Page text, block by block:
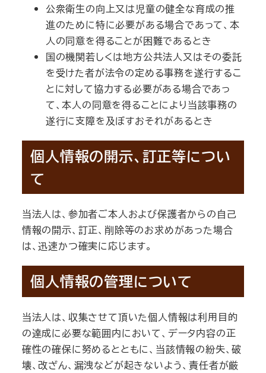
公衆衛生の向上又は児童の健全な育成の推
進のために特に必要がある場合であって、本
人の同意を得ることが困難であるとき
国の機関若しくは地方公共法人又はその委託
を受けた者が法令の定める事務を遂行するこ
とに対して協力する必要がある場合であっ
て、本人の同意を得ることにより当該事務の
遂行に支障を及ぼすおそれがあるとき
個人情報の開示、訂正等につい
て
当法人は、参加者ご本人および保護者からの自己
情報の開示、訂正、削除等のお求めがあった場合
は、迅速かつ確実に応じます。
個人情報の管理について
当法人は、収集させて頂いた個人情報は利用目的
の達成に必要な範囲内において、データ内容の正
確性の確保に努めるとともに、当該情報の紛失、破
壊、改ざん、漏洩などが起きないよう、責任者が厳